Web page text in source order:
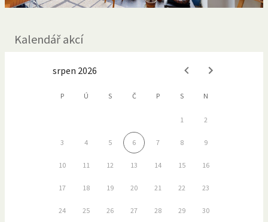
Kalendář akcí
srpen 2026
P Ú S Č P S N
1 2
3 4 5 6 7 8 9
10 11 12 13 14 15 16
17 18 19 20 21 22 23
24 25 26 27 28 29 30